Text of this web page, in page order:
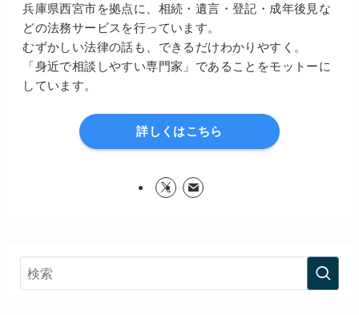
兵庫県西宮市を拠点に、相続・遺言・登記・成年後見な
どの法務サービスを行っています。
むずかしい法律の話も、できるだけわかりやすく。
「身近で相談しやすい専門家」であることをモットーに
しています。
詳しくはこちら